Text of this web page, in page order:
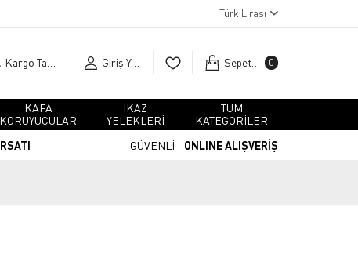
Türk Lirası
Giriş Yap Sepetim 0
KAFA
KORUYUCULAR
İKAZ
YELEKLERİ
TÜM
KATEGORİLER
GÜVENLİ - ONLINE ALIŞVERİŞ